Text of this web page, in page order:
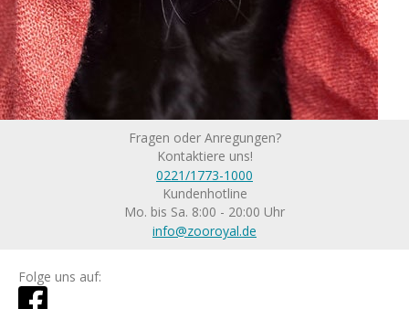
Fragen oder Anregungen?
Kontaktiere uns!
0221/1773-1000
Kundenhotline
Mo. bis Sa. 8:00 - 20:00 Uhr
info@zooroyal.de
Folge uns auf: